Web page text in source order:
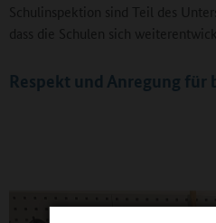
Schulinspektion sind Teil des
dass die Schulen sich
Respekt und Anregung für